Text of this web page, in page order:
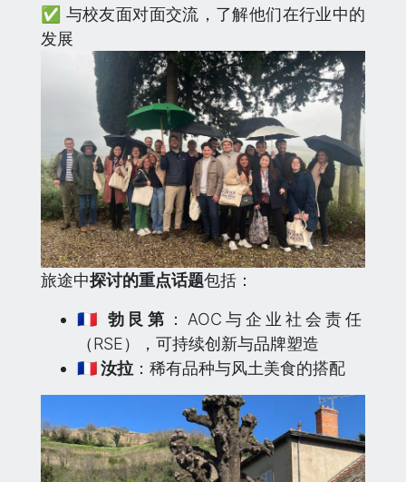
✅ 与校友面对面交流，了解他们在行业中的
发展
旅途中探讨的重点话题包括：
🇫🇷 勃艮第 ：AOC与企业社会责任
（RSE），可持续创新与品牌塑造
🇫🇷 汝拉 ：稀有品种与风土美食的搭配